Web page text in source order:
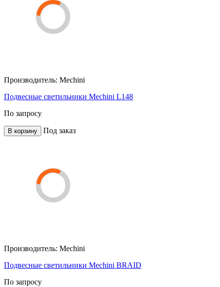
Производитель: Mechini
Подвесные светильники Mechini L148
По запросу
В корзину Под заказ
Производитель: Mechini
Подвесные светильники Mechini BRAID
По запросу